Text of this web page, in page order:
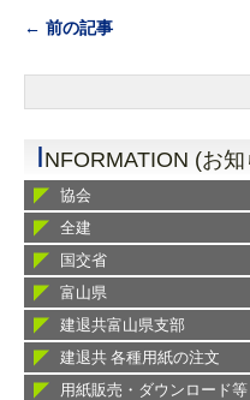
← 前の記事
INFORMATION (お知
協会
全建
国交省
富山県
建退共富山県支部
建退共 各種用紙の注文
用紙販売・ダウンロード等